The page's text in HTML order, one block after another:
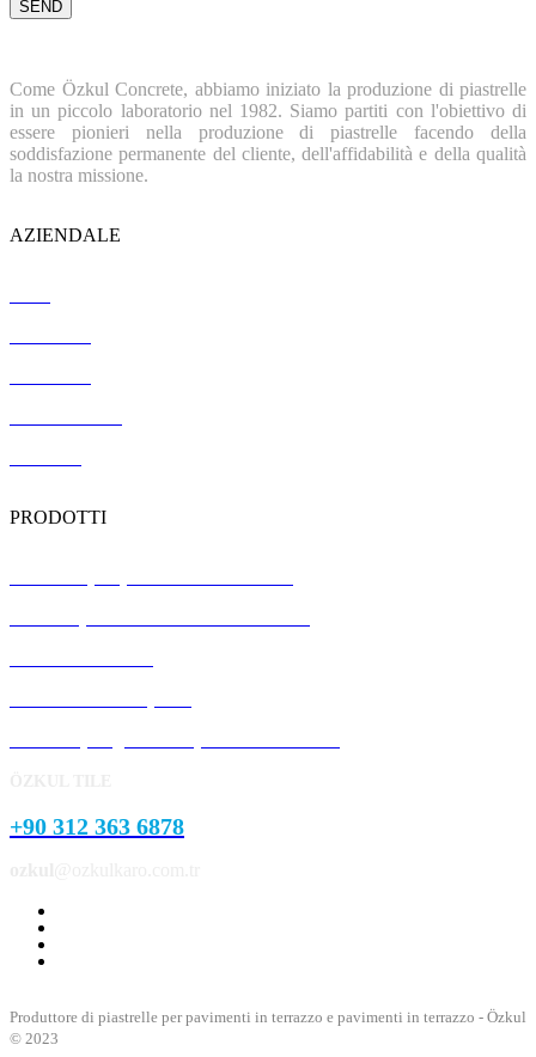
Come Özkul Concrete, abbiamo iniziato la produzione di piastrelle
in un piccolo laboratorio nel 1982. Siamo partiti con l'obiettivo di
essere pionieri nella produzione di piastrelle facendo della
soddisfazione permanente del cliente, dell'affidabilità e della qualità
la nostra missione.
AZIENDALE
PRODOTTI
+90 312 363 6878
Produttore di piastrelle per pavimenti in terrazzo e pavimenti in terrazzo - Özkul
© 2023